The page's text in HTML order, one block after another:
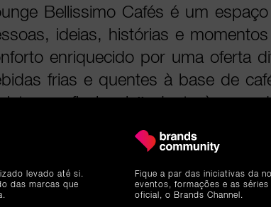
Bellissimo Cafés é um
ideias, histórias e
enriquecido por uma oferta
frias e quentes à base de
profissionais”. Junto à zona
no universo artístico da
experiência sensorial e criativa
o café se cruza com a arte
levado até si.
das marcas que
Fique a par das iniciativas da
eventos, formações e as
oficial, o Brands Channel.